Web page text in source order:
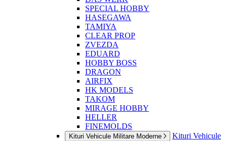
SPECIAL HOBBY
HASEGAWA
TAMIYA
CLEAR PROP
ZVEZDA
EDUARD
HOBBY BOSS
DRAGON
AIRFIX
HK MODELS
TAKOM
MIRAGE HOBBY
HELLER
FINEMOLDS
Kituri Vehicule Militare Moderne
Kituri Vehicule